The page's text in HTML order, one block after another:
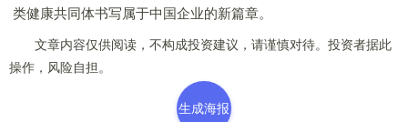
类健康共同体书写属于中国企业的新篇章。
文章内容仅供阅读，不构成投资建议，请谨慎对待。投资者据此
操作，风险自担。
生成海报